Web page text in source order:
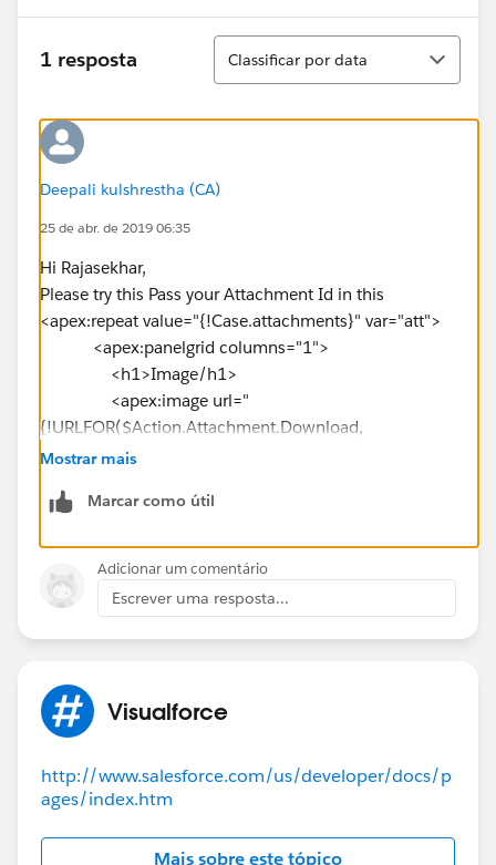
1 resposta
Classificar
Classificar por data
Deepali kulshrestha (CA)
25 de abr. de 2019 06:35
Hi Rajasekhar,
Please try this Pass your Attachment Id in this
<apex:repeat value="{!Case.attachments}" var="att">
<apex:panelgrid columns="1">
<h1>Image/h1>
<apex:image url="
{!URLFOR($Action.Attachment.Download,
att.id)}"/>
</apex:repeat>
please mark as Best Answer to help others too.
Thanks and Regards,
Deepali Kulshrestha
Mostrar mais
Marcar como útil
Adicionar um comentário
Escrever uma resposta...
Visualforce
http://www.salesforce.com/us/developer/docs/p
ages/index.htm
Mais sobre este tópico